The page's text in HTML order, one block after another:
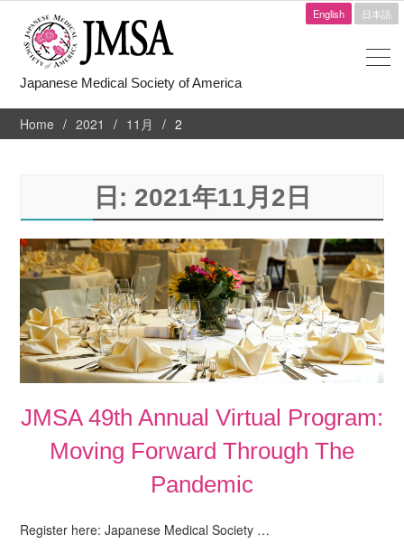
English 日本語
Japanese Medical Society of America
Home 2021 11月 2
日: 2021年11月2日
JMSA 49th Annual Virtual Program:
Moving Forward Through The
Pandemic
Register here: Japanese Medical Society …